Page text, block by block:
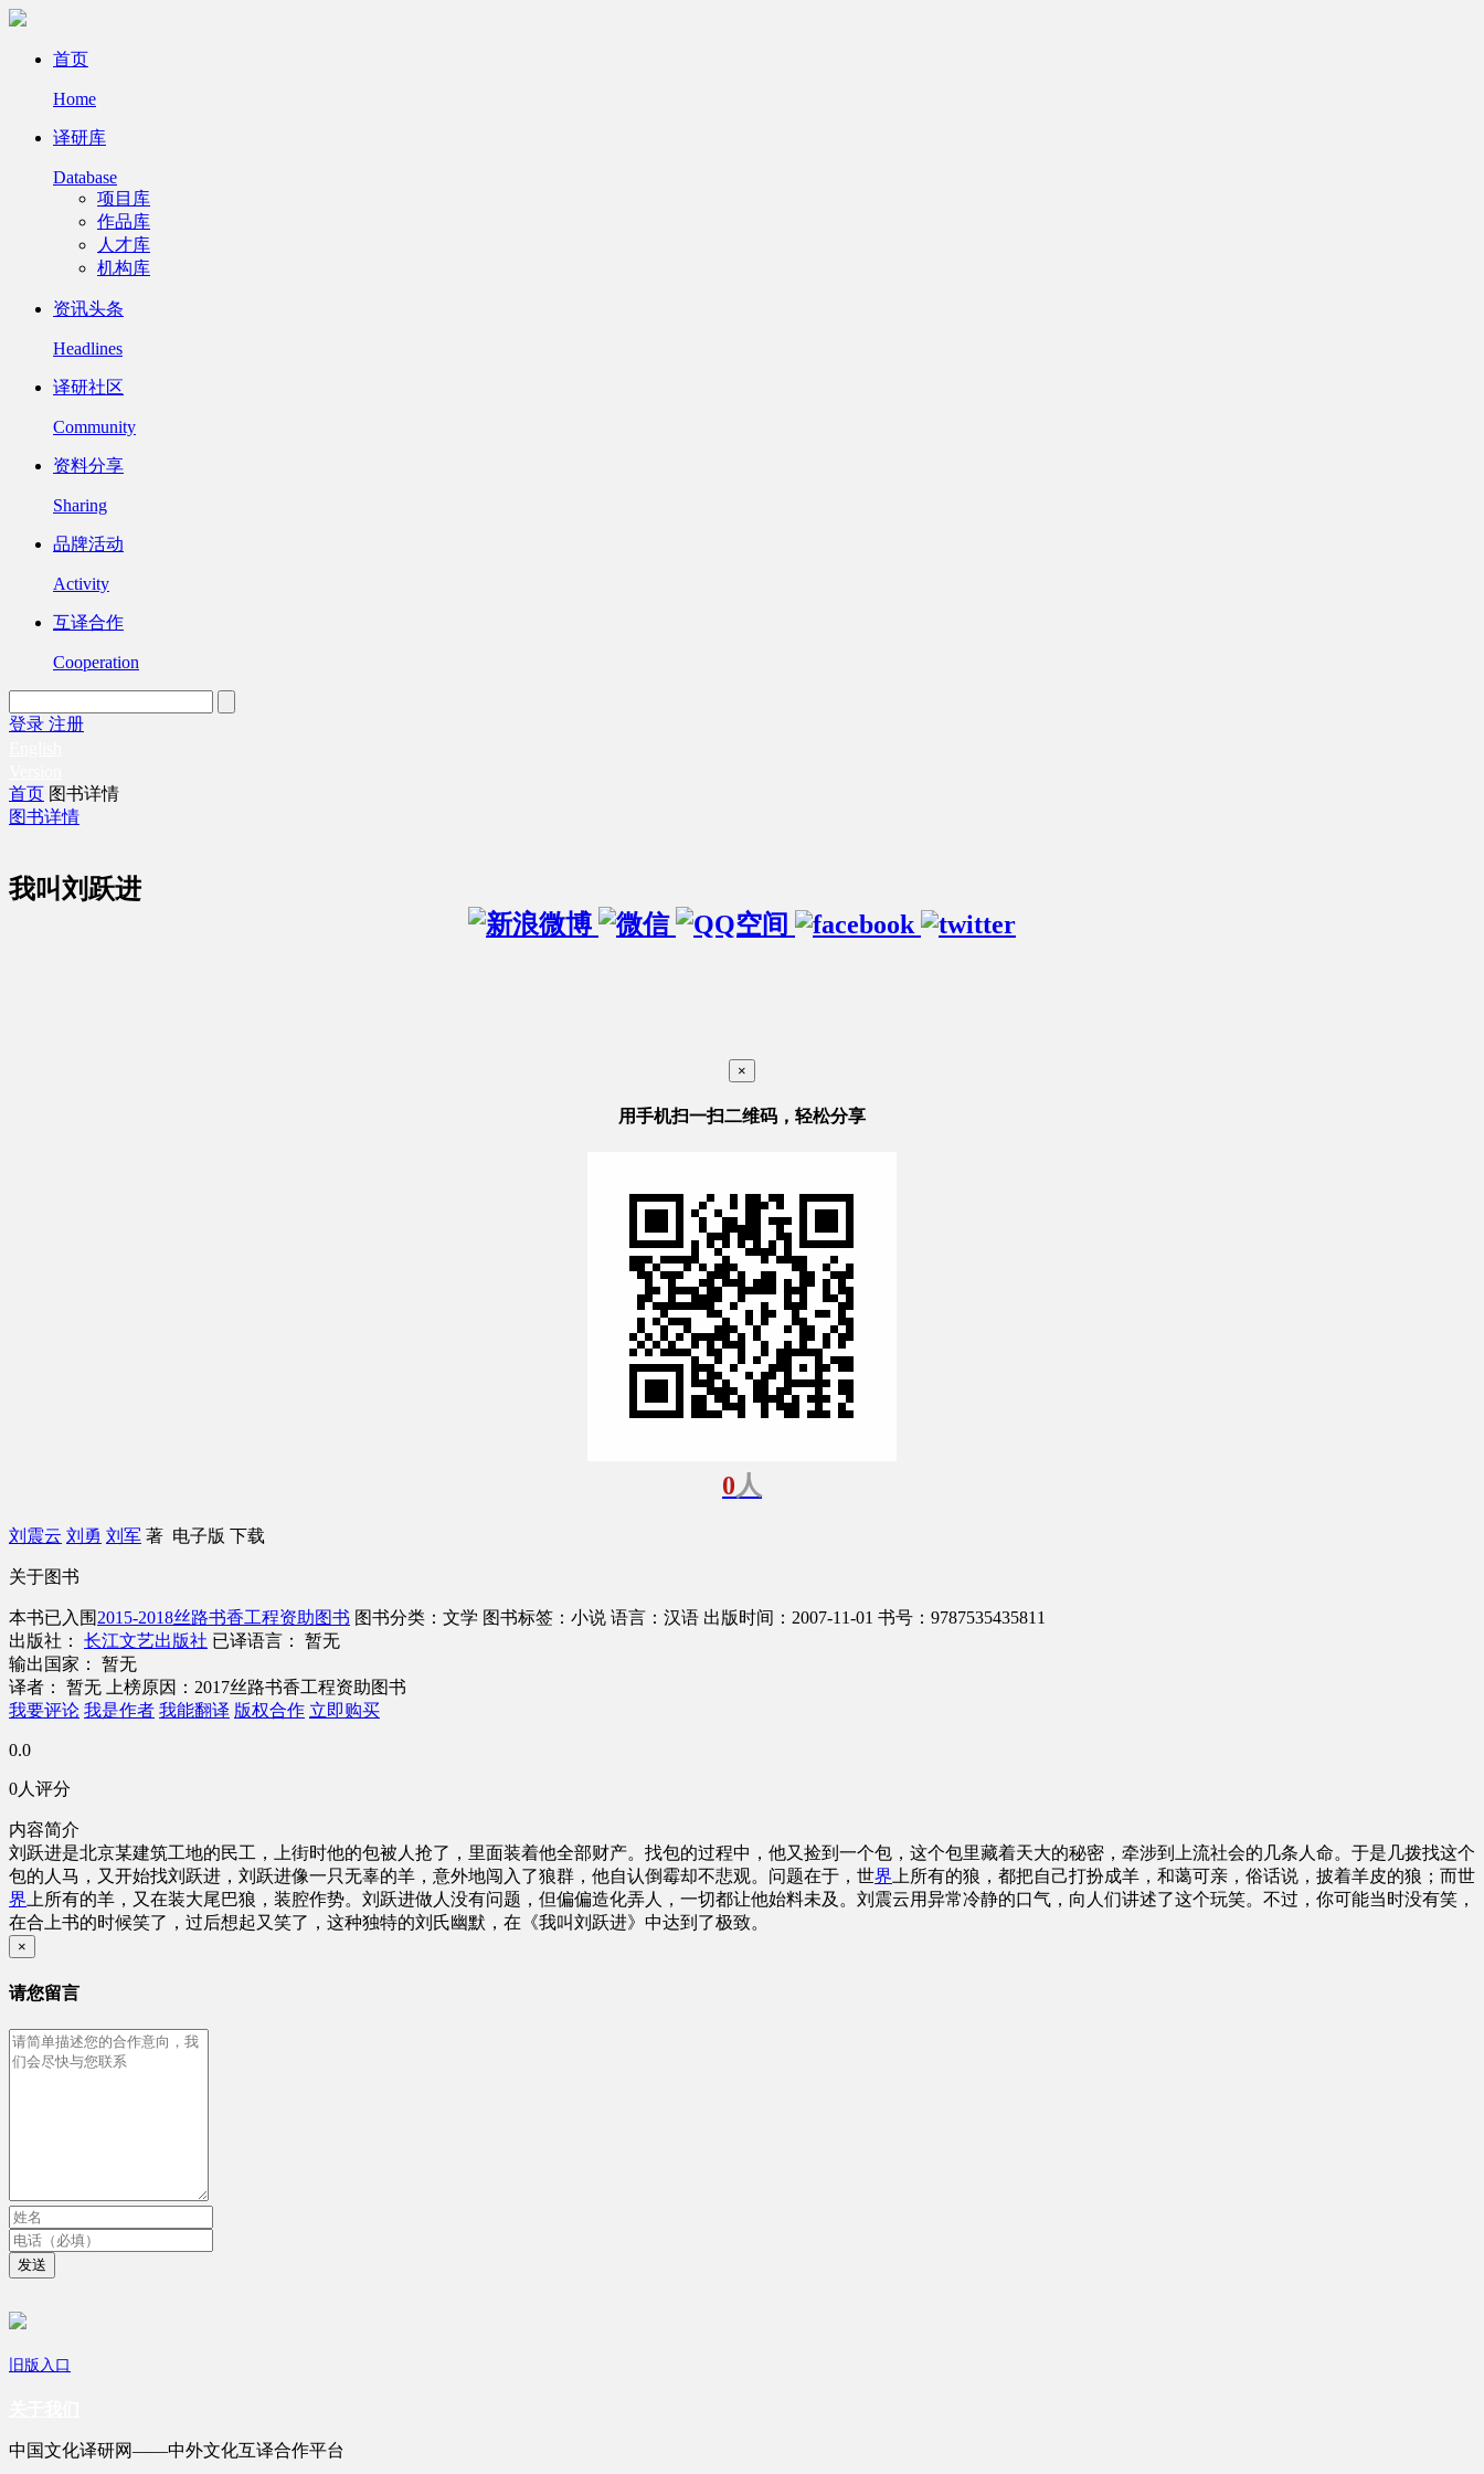
首页
Home
译研库
Database
项目库
作品库
人才库
机构库
资讯头条
Headlines
译研社区
Community
资料分享
Sharing
品牌活动
Activity
互译合作
Cooperation
登录 注册
首页 图书详情
图书详情
我叫刘跃进
×
用手机扫一扫二维码，轻松分享
0人
刘震云 刘勇 刘军 著 电子版 下载
关于图书
本书已入围 2015-2018丝路书香工程资助图书 图书分类：文学 图书标签：小说 语言：汉语 出版时间：2007-11-01 书号：9787535435811
出版社： 长江文艺出版社 已译语言： 暂无
输出国家： 暂无
译者： 暂无
上榜原因：2017丝路书香工程资助图书
我要评论 我是作者 我能翻译 版权合作 立即购买
0.0
0人评分
内容简介
刘跃进是北京某建筑工地的民工，上街时他的包被人抢了，里面装着他全部财产。找包的过程中，他又捡到一个包，这个包里藏着天大的秘密，牵涉到上流社会的几条人命。于是几拨找这个
包的人马，又开始找刘跃进，刘跃进像一只无辜的羊，意外地闯入了狼群，他自认倒霉却不悲观。问题在于，世界 上所有的狼，都把自己打扮成羊，和蔼可亲，俗话说，披着羊皮的狼；而世
界 上所有的羊，又在装大尾巴狼，装腔作势。刘跃进做人没有问题，但偏偏造化弄人，一切都让他始料未及。刘震云用异常冷静的口气，向人们讲述了这个玩笑。不过，你可能当时没有笑，
在合上书的时候笑了，过后想起又笑了，这种独特的刘氏幽默，在《我叫刘跃进》中达到了极致。
×
请您留言
发送
旧版入口
中国文化译研网——中外文化互译合作平台